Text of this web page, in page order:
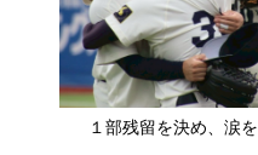
１部残留を決め、涙